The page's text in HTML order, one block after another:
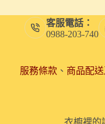
界？
客服電話：
0988-203-740
服務條款、 商品配